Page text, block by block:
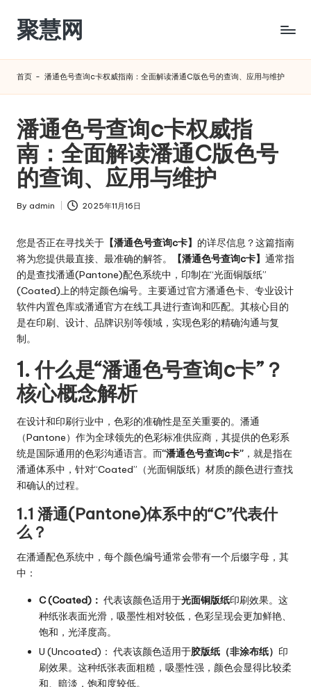
Skip
content
聚慧网
首页 - 潘通色号查询c卡权威指南：全面解读潘通C版色号的查询、应用与维护
潘通色号查询c卡权威指
南：全面解读潘通C版色号
的查询、应用与维护
Posted
By admin 2025年11月16日
您是否正在寻找关于 【潘通色号查询c卡】 的详尽信息？这篇指南
将为您提供最直接、最准确的解答。
【潘通色号查询c卡】 通常指
的是查找潘通(Pantone)配色系统中，印制在“光面铜版纸”
(Coated)上的特定颜色编号。主要通过官方潘通色卡、专业设计
软件内置色库或潘通官方在线工具进行查询和匹配。其核心目的
是在印刷、设计、品牌识别等领域，实现色彩的精确沟通与复
制。
1. 什么是“潘通色号查询c卡”？
核心概念解析
在设计和印刷行业中，色彩的准确性是至关重要的。潘通
（Pantone）作为全球领先的色彩标准供应商，其提供的色彩系
统是国际通用的色彩沟通语言。而“潘通色号查询c卡” ，就是指在
潘通体系中，针对“Coated”（光面铜版纸）材质的颜色进行查找
和确认的过程。
1.1 潘通(Pantone)体系中的“C”代表什
么？
在潘通配色系统中，每个颜色编号通常会带有一个后缀字母，其
中：
C (Coated)： 代表该颜色适用于光面铜版纸印刷效果。这
种纸张表面光滑，吸墨性相对较低，色彩呈现会更加鲜艳、
饱和，光泽度高。
U (Uncoated)： 代表该颜色适用于胶版纸（非涂布纸） 印
刷效果。这种纸张表面粗糙，吸墨性强，颜色会显得比较柔
和、暗淡，饱和度较低。